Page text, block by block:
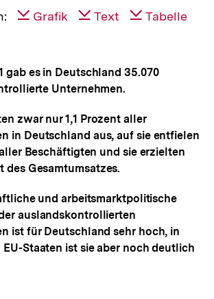
Grafik Text Tabelle
gab es in Deutschland 35.070
Unternehmen.
zwar nur 1,1 Prozent aller
in Deutschland aus, auf sie entfielen
Beschäftigten und sie erzielten
des Gesamtumsatzes.
und arbeitsmarktpolitische
auslandskontrollierten
ist für Deutschland sehr hoch, in
EU-Staaten ist sie aber noch deutlich